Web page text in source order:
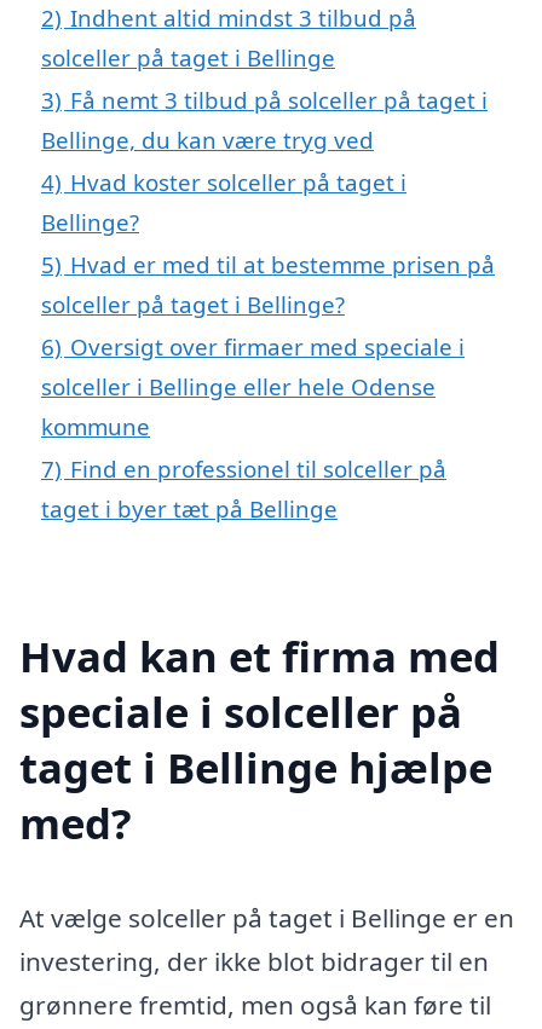
2) Indhent altid mindst 3 tilbud på
solceller på taget i Bellinge
3) Få nemt 3 tilbud på solceller på taget i
Bellinge, du kan være tryg ved
4) Hvad koster solceller på taget i
Bellinge?
5) Hvad er med til at bestemme prisen på
solceller på taget i Bellinge?
6) Oversigt over firmaer med speciale i
solceller i Bellinge eller hele Odense
kommune
7) Find en professionel til solceller på
taget i byer tæt på Bellinge
Hvad kan et firma med
speciale i solceller på
taget i Bellinge hjælpe
med?
At vælge solceller på taget i Bellinge er en
investering, der ikke blot bidrager til en
grønnere fremtid, men også kan føre til